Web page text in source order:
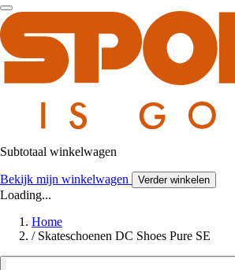
Subtotaal winkelwagen
Bekijk mijn winkelwagen Verder winkelen
Loading...
Home
/ Skateschoenen DC Shoes Pure SE